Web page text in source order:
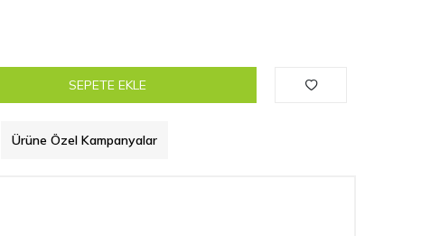
SEPETE EKLE
Ürüne Özel Kampanyalar